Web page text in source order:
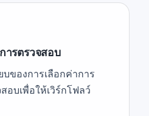
รตรวจสอบ
ของการเลือกค่าการ
อบเพื่อให้เวิร์กโฟลว์